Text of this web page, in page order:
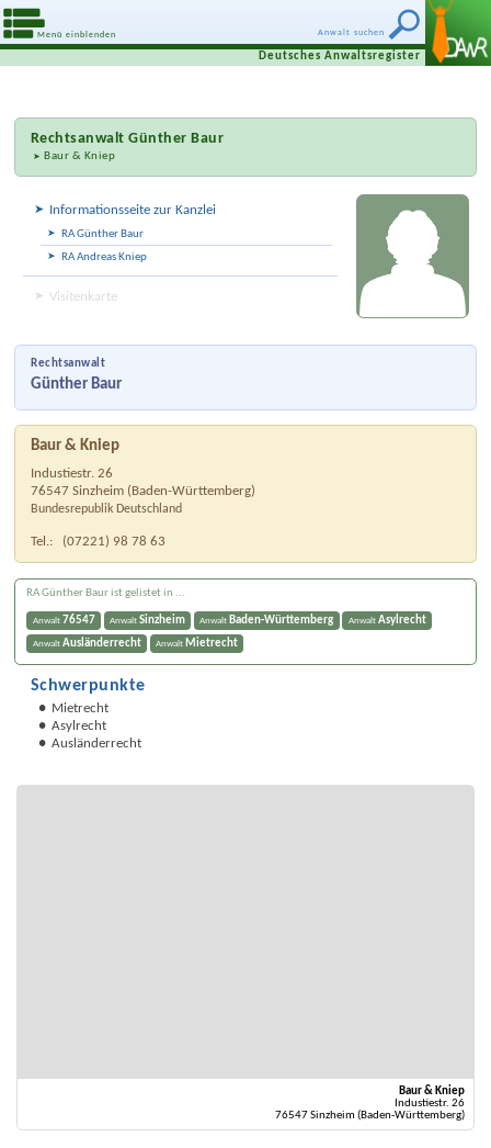
Anwalt suchen
Menü einblenden
Deutsches Anwaltsregister
RechtsanwaltGünther Baur
Baur & Kniep
Informationsseite zur Kanzlei
RA Günther Baur
RA Andreas Kniep
Visitenkarte
Rechtsanwalt
Günther Baur
Baur & Kniep
Industiestr. 26
76547 Sinzheim ( Baden-Württemberg)
Bundesrepublik Deutschland
Tel.: (07221) 98 78 63
RA Günther Baur ist gelistet in ...
Anwalt 76547 Anwalt Sinzheim Anwalt Baden-Württemberg Anwalt Asylrecht
Anwalt Ausländerrecht Anwalt Mietrecht
Schwerpunkte
Mietrecht
Asylrecht
Ausländerrecht
Baur & Kniep
Industiestr. 26
76547 Sinzheim (Baden-Württemberg)